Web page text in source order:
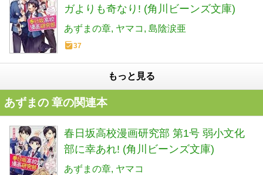
ガよりも奇なり! (角川ビーンズ文庫)
あずまの章 ヤマコ 島陰涙亜
37
もっと見る
あずまの 章の関連本
春日坂高校漫画研究部 第1号 弱小文化
部に幸あれ! (角川ビーンズ文庫)
あずまの章 ヤマコ